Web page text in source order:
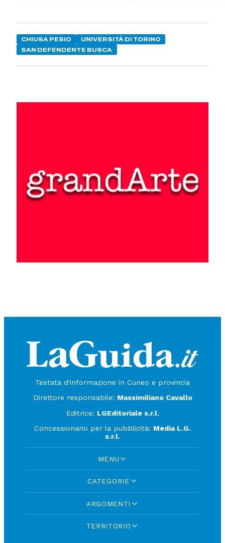
CHIUSA PESIO
UNIVERSITÀ DI TORINO
SAN DEFENDENTE BUSCA
Testata d'informazione in Cuneo e provincia
Direttore responsabile: Massimiliano Cavallo
Editrice: LGEditoriale s.r.l.
Concessionario per la pubblicità: Media L.G.
s.r.l.
MENU
CATEGORIE
ARGOMENTI
TERRITORIO